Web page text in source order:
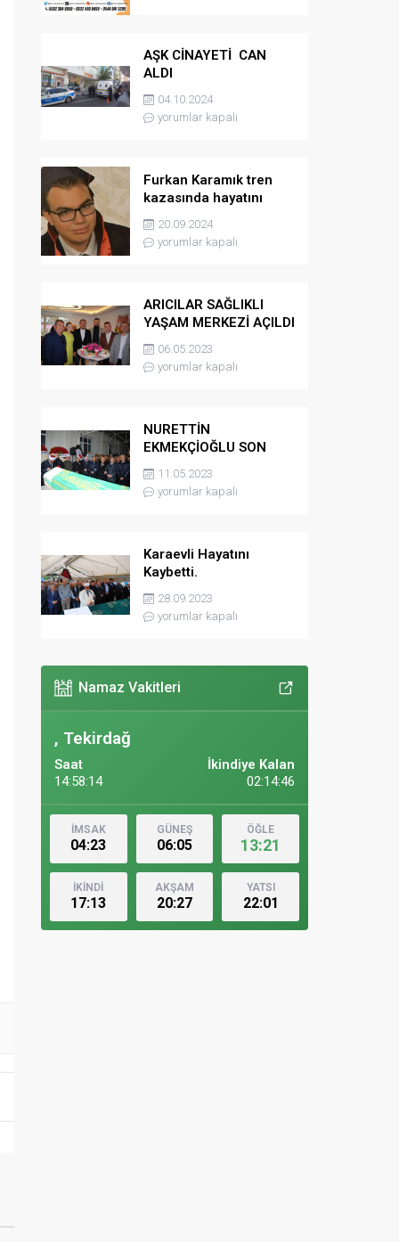
AŞK CİNAYETİ CAN
ALDI
04.10.2024
yorumlar kapalı
Furkan Karamık tren
kazasında hayatını
kaybetti
20.09.2024
yorumlar kapalı
ARICILAR SAĞLIKLI
YAŞAM MERKEZİ AÇILDI
06.05.2023
yorumlar kapalı
NURETTİN
EKMEKÇİOĞLU SON
YOLCULUĞUNA
UĞURLANDI
11.05.2023
yorumlar kapalı
Karaevli Hayatını
Kaybetti.
28.09.2023
yorumlar kapalı
Namaz Vakitleri
, Tekirdağ
Saat
14:58:15
İkindiye Kalan
02:14:45
İMSAK
04:23
GÜNEŞ
06:05
ÖĞLE
13:21
İKİNDİ
17:13
AKŞAM
20:27
YATSI
22:01